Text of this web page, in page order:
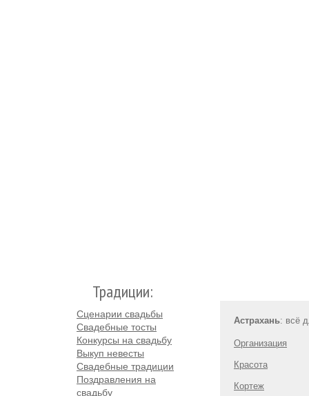
Традиции:
Сценарии свадьбы
Свадебные тосты
Конкурсы на свадьбу
Выкуп невесты
Свадебные традиции
Поздравления на
свадьбу
Астрахань: всё
Организация
Красота
Кортеж